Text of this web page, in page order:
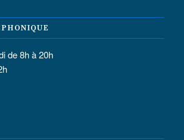
de 8h à 20h